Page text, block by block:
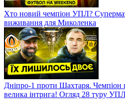
Хто новий чемпіон УПЛ?
виживання для Миколенка
Дніпро-1 проти Шахтаря. Чемпіон
велика інтрига! Огляд 28 туру